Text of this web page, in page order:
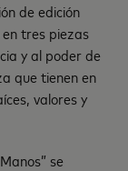
de edición
tres piezas
y al poder de
que tienen en
valores y
se